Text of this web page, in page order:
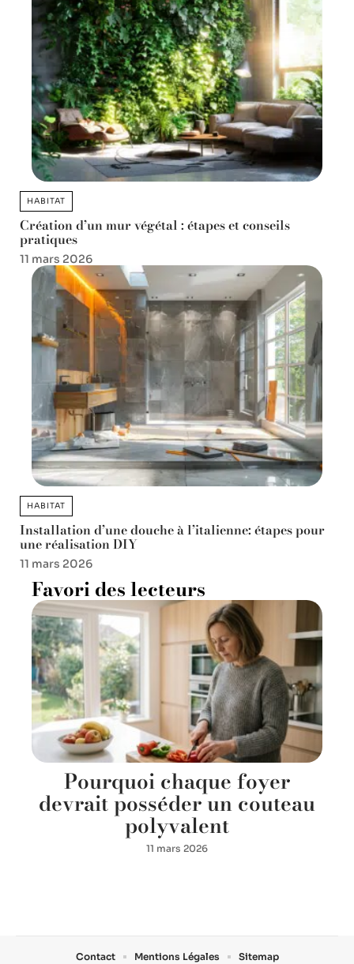
HABITAT
Création d’un mur végétal : étapes et conseils
pratiques
11 mars 2026
HABITAT
Installation d’une douche à l’italienne: étapes pour
une réalisation DIY
11 mars 2026
Favori des lecteurs
Pourquoi chaque foyer
devrait posséder un couteau
polyvalent
11 mars 2026
Contact Mentions Légales Sitemap